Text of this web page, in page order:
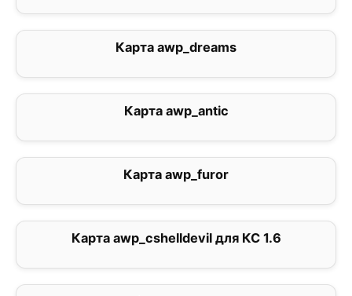
Карта awp_dreams
Карта awp_antic
Карта awp_furor
Карта awp_cshelldevil для КС 1.6